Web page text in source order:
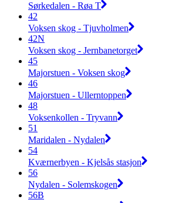
Sørkedalen - Røa T
42
Voksen skog - Tjuvholmen
42N
Voksen skog - Jernbanetorget
45
Majorstuen - Voksen skog
46
Majorstuen - Ullerntoppen
48
Voksenkollen - Tryvann
51
Maridalen - Nydalen
54
Kværnerbyen - Kjelsås stasjon
56
Nydalen - Solemskogen
56B